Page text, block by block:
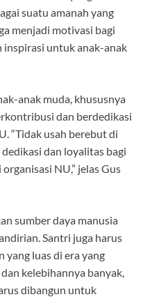
suatu amanah yang
menjadi motivasi bagi
inspirasi untuk anak-anak
anak muda, khususnya
dan berdedikasi
“Tidak usah berebut di
dan loyalitas bagi
NU,” jelas Gus
sumber daya manusia
Santri juga harus
yang luas di era yang
kelebihannya banyak,
dibangun untuk